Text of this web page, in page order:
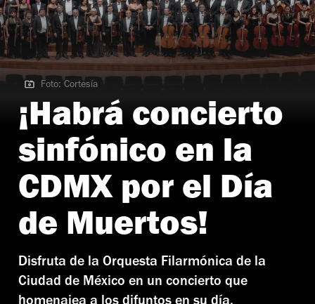
Foto: Cortesía
Foto: Cortesía
¡Habrá concierto
sinfónico en la
CDMX por el Día
de Muertos!
Disfruta de la Orquesta Filarmónica de la
Ciudad de México en un concierto que